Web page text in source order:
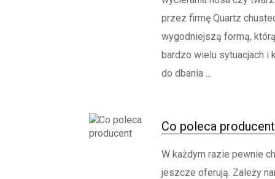
przez firmę Quartz
wygodniejszą formą,
bardzo wielu sytuacjach i
do dbania ...
Co poleca producent
W każdym razie pewnie
jeszcze oferują. Zależy